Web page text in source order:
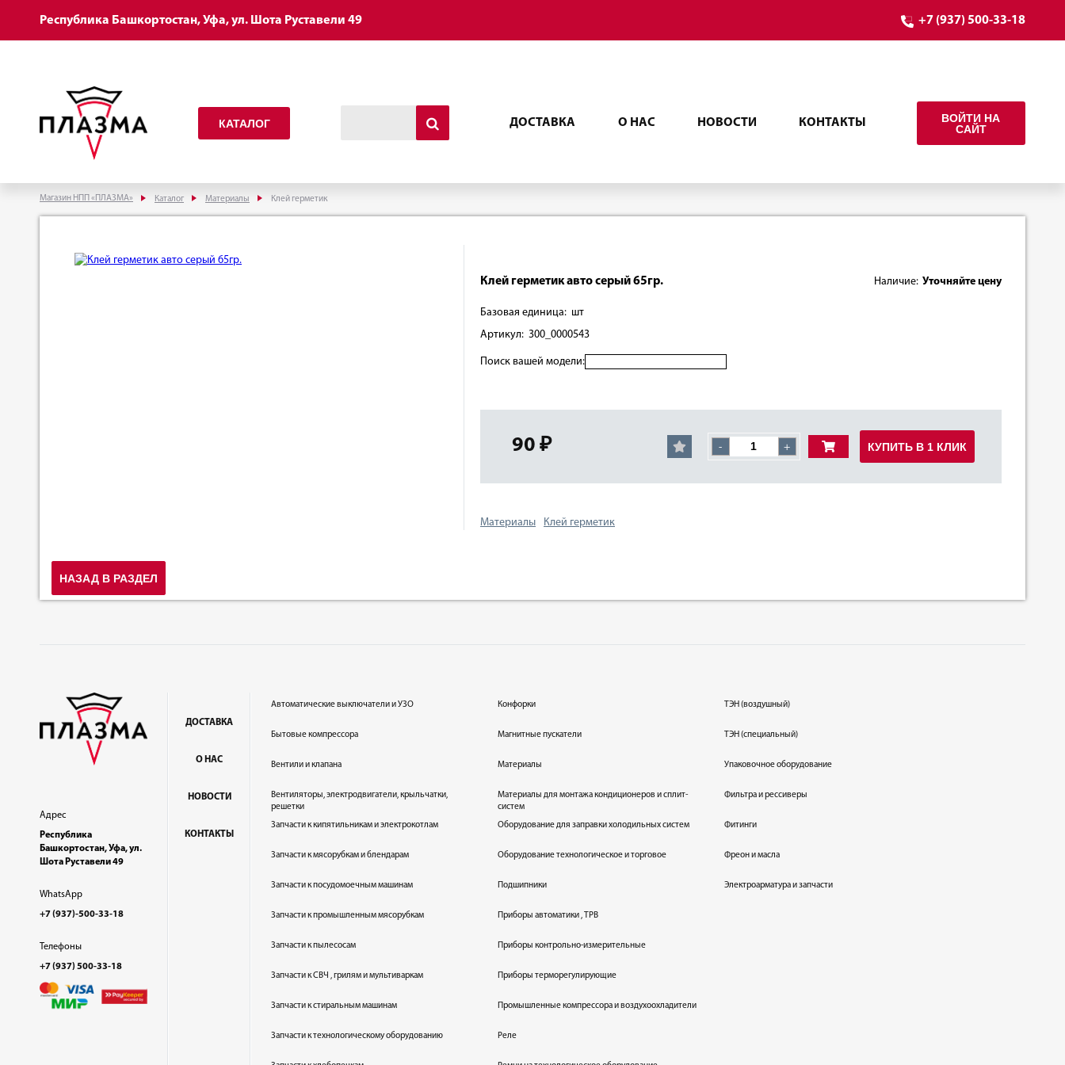
Республика Башкортостан, Уфа, ул. Шота Руставели 49 +7 (937) 500-33-18
КАТАЛОГ ДОСТАВКА О НАС НОВОСТИ КОНТАКТЫ
ВОЙТИ НА
САЙТ
Магазин НПП «ПЛАЗМА» Каталог Материалы Клей герметик
Клей герметик авто серый 65гр. Наличие: Уточняйте цену
Базовая единица: шт
Артикул: 300_0000543
Поиск вашей модели:
90 ₽ - + КУПИТЬ В 1 КЛИК
Материалы Клей герметик
НАЗАД В РАЗДЕЛ
Адрес
Республика
Башкортостан, Уфа, ул.
Шота Руставели 49
WhatsApp
+7 (937)-500-33-18
Телефоны
+7 (937) 500-33-18
ДОСТАВКА
О НАС
НОВОСТИ
КОНТАКТЫ
Автоматические выключатели и УЗО
Бытовые компрессора
Вентили и клапана
Вентиляторы, электродвигатели, крыльчатки,
решетки
Запчасти к кипятильникам и электрокотлам
Запчасти к мясорубкам и блендарам
Запчасти к посудомоечным машинам
Запчасти к промышленным мясорубкам
Запчасти к пылесосам
Запчасти к СВЧ , грилям и мультиваркам
Запчасти к стиральным машинам
Запчасти к технологическому оборудованию
Конфорки
Магнитные пускатели
Материалы
Материалы для монтажа кондиционеров и сплит-
систем
Оборудование для заправки холодильных систем
Оборудование технологическое и торговое
Подшипники
Приборы автоматики , ТРВ
Приборы контрольно-измерительные
Приборы терморегулирующие
Промышленные компрессора и воздухоохладители
Реле
ТЭН (воздушный)
ТЭН (специальный)
Упаковочное оборудование
Фильтра и рессиверы
Фитинги
Фреон и масла
Электроарматура и запчасти